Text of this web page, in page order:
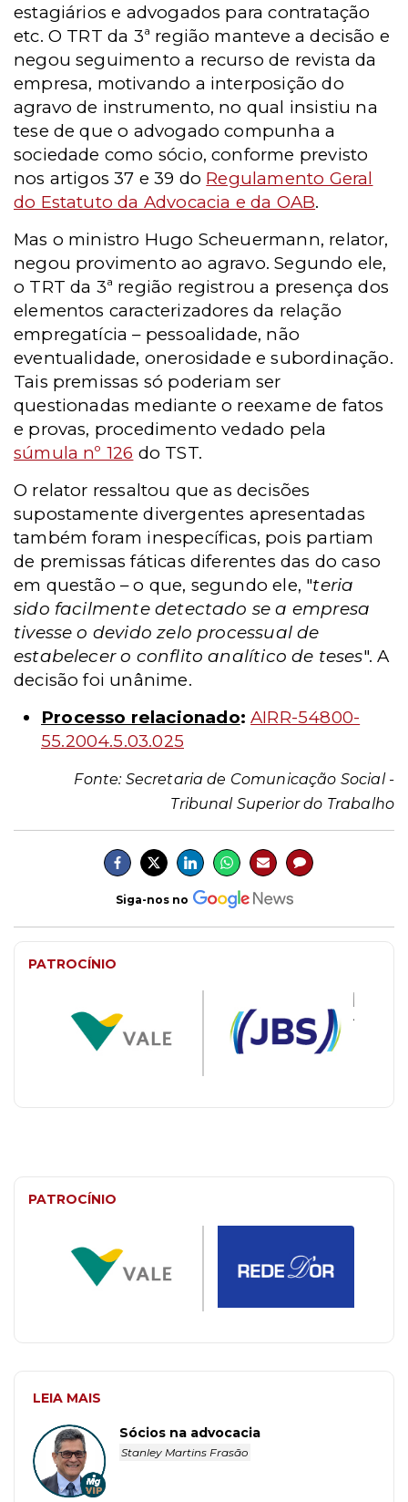
estagiários e advogados para contratação
etc. O TRT da 3ª região manteve a decisão e
negou seguimento a recurso de revista da
empresa, motivando a interposição do
agravo de instrumento, no qual insistiu na
tese de que o advogado compunha a
sociedade como sócio, conforme previsto
nos artigos 37 e 39 do Regulamento Geral
do Estatuto da Advocacia e da OAB.
Mas o ministro Hugo Scheuermann, relator,
negou provimento ao agravo. Segundo ele,
o TRT da 3ª região registrou a presença dos
elementos caracterizadores da relação
empregatícia – pessoalidade, não
eventualidade, onerosidade e subordinação.
Tais premissas só poderiam ser
questionadas mediante o reexame de fatos
e provas, procedimento vedado pela
súmula nº 126 do TST.
O relator ressaltou que as decisões
supostamente divergentes apresentadas
também foram inespecíficas, pois partiam
de premissas fáticas diferentes das do caso
em questão – o que, segundo ele, "teria
sido facilmente detectado se a empresa
tivesse o devido zelo processual de
estabelecer o conflito analítico de teses". A
decisão foi unânime.
Processo relacionado: AIRR-54800-
55.2004.5.03.025
Fonte: Secretaria de Comunicação Social -
Tribunal Superior do Trabalho
Siga-nos no
PATROCÍNIO
PATROCÍNIO
LEIA MAIS
Sócios na advocacia
Stanley Martins Frasão